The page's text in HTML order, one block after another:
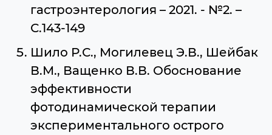
гастроэнтерология – 2021. - №2. –
С.143-149
Шило Р.С., Могилевец Э.В., Шейбак
В.М., Ващенко В.В. Обоснование
эффективности
фотодинамической терапии
экспериментального острого